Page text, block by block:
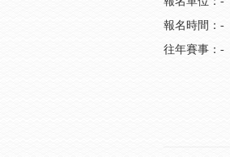
報名時間：-
往年賽事：-